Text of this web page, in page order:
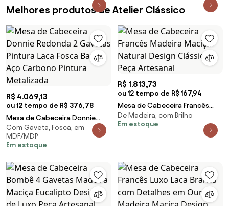
Melhores produtos de Atelier Clássico
R$ 4.069,13
ou 12 tempo de R$ 376,78
Mesa de Cabeceira Donnie
Redonda 2 Gavetas Pintura
Laca Fosca Base Aço Carbono
Pintura Metalizada
Com Gaveta, Fosca, em
MDF/MDP
Em estoque
R$ 1.813,73
ou 12 tempo de R$ 167,94
Mesa de Cabeceira Francês
Madeira Maciça Natural Design
Clássico Peça Artesanal
De Madeira, com Brilho
Em estoque